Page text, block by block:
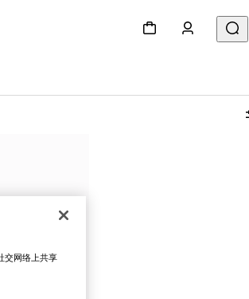
交网络上共享